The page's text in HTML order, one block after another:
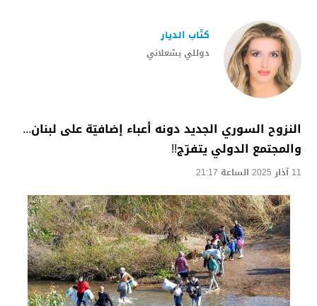
دوللي بشعلاني
كتّاب الديار
النزوح السوري الجديد دونه أعباء إضافيّة على لبنان...
والمجتمع الدولي يتفرّج!!
11 آذار 2025 الساعة 21:17